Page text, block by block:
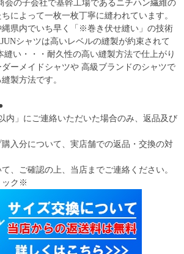
会の子会社で基幹工場であるニチハン繊維の
によって一枚一枚丁寧に縫われています。
県内でいち早く「※巻き伏せ縫い」の技術
シャツは高いレベルの縫製が約束されて
い・・・耐久性の高い縫製方法で仕上がり
ーメイドシャツや 高級ブランドのシャツで
製方法です。
内」にご連絡いただいた場合のみ、返品及び
入分について、実店舗での返品・交換の対
、ご確認の上、当店までご連絡ください。
ック※